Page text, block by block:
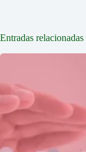
Entradas relacionadas